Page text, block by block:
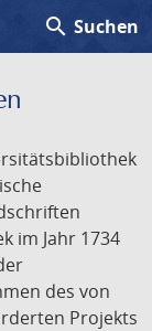
search Suchen
im Jahr 1734
des von
Projekts